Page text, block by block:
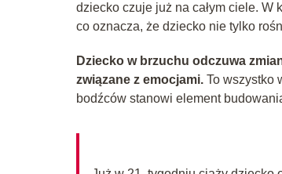
dziecko czuje już na całym ciele. W
co oznacza, że dziecko nie tylko
Dziecko w brzuchu odczuwa
związane z emocjami. To wszystko
bodźców stanowi element